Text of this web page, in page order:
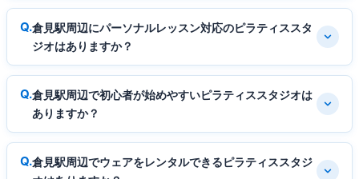
倉見駅周辺にパーソナルレッスン対応のピラティススタ
ジオはありますか？
倉見駅周辺で初心者が始めやすいピラティススタジオは
ありますか？
倉見駅周辺でウェアをレンタルできるピラティススタジ